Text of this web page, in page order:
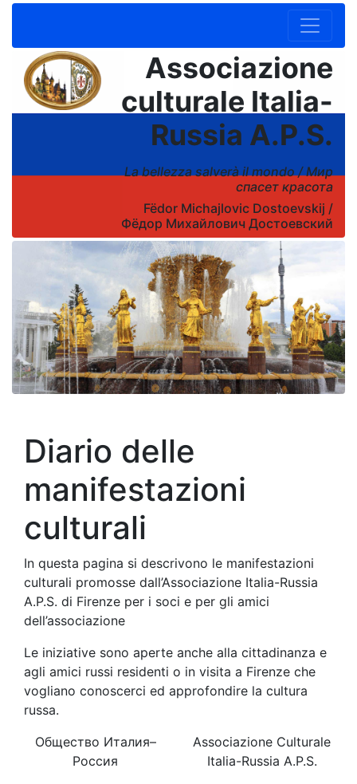
Associazione
culturale Italia-
Russia A.P.S.
La bellezza salverà il mondo /Мир
спасет красота
Fëdor Michajlovic Dostoevskij /
Фёдор Михайлович Достоевский
Diario delle
manifestazioni
culturali
In questa pagina si descrivono le manifestazioni
culturali promosse dall’Associazione Italia-Russia
A.P.S. di Firenze per i soci e per gli amici
dell’associazione
Le iniziative sono aperte anche alla cittadinanza e
agli amici russi residenti o in visita a Firenze che
vogliano conoscerci ed approfondire la cultura
russa.
Oбщeствo Итaлия–
Рoссия
Associazione Culturale
Italia-Russia A.P.S.